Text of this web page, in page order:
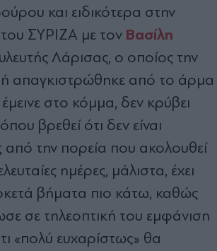
και ειδικότερα στην
ΣΥΡΙΖΑ με τον Βασίλη
Λάρισας, ο οποίος την
απαγκιστρώθηκε από το άρμα
στο κόμμα, δεν κρύβει
βρεθεί ότι δεν είναι
από την πορεία που ακολουθεί
ημέρες, μάλιστα, έχει
βήματα πιο κάτω, καθώς
σε τηλεοπτική του εμφάνιση
«πολύ ευχαρίστως» θα